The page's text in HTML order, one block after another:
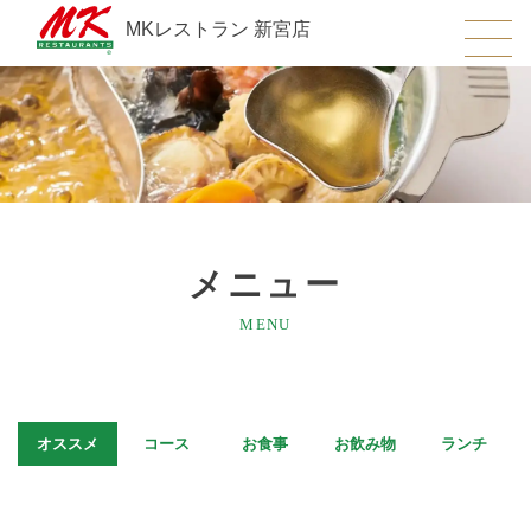
MKレストラン 新宮店
メニュー
MENU
オススメ コース お食事 お飲み物 ランチ